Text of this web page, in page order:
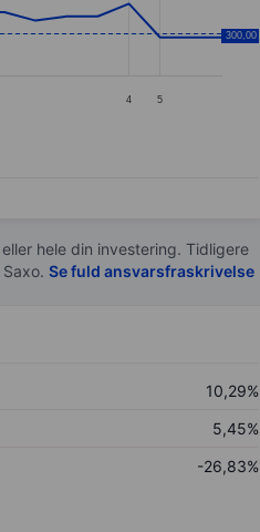
4 5
300,00
300,00
hele din investering. Tidligere
Saxo. Se fuld ansvarsfraskrivelse
10,29%
5,45%
-26,83%